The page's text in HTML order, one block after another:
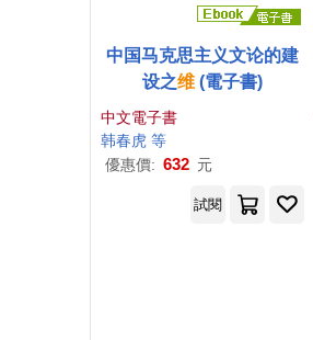
中国马克思主义文论的建
设之维 (電子書)
中文電子書
韩春虎 等
優惠價: 632 元
試閱